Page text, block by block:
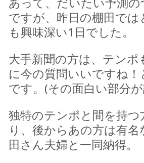
ですが、昨日の棚田で
も興味深い1日でした。
大手新聞の方は、テン
に今の質問いいですね
です。(その面白い部分
独特のテンポと間を持
り、後からあの方は有
田さん夫婦と一同納得。